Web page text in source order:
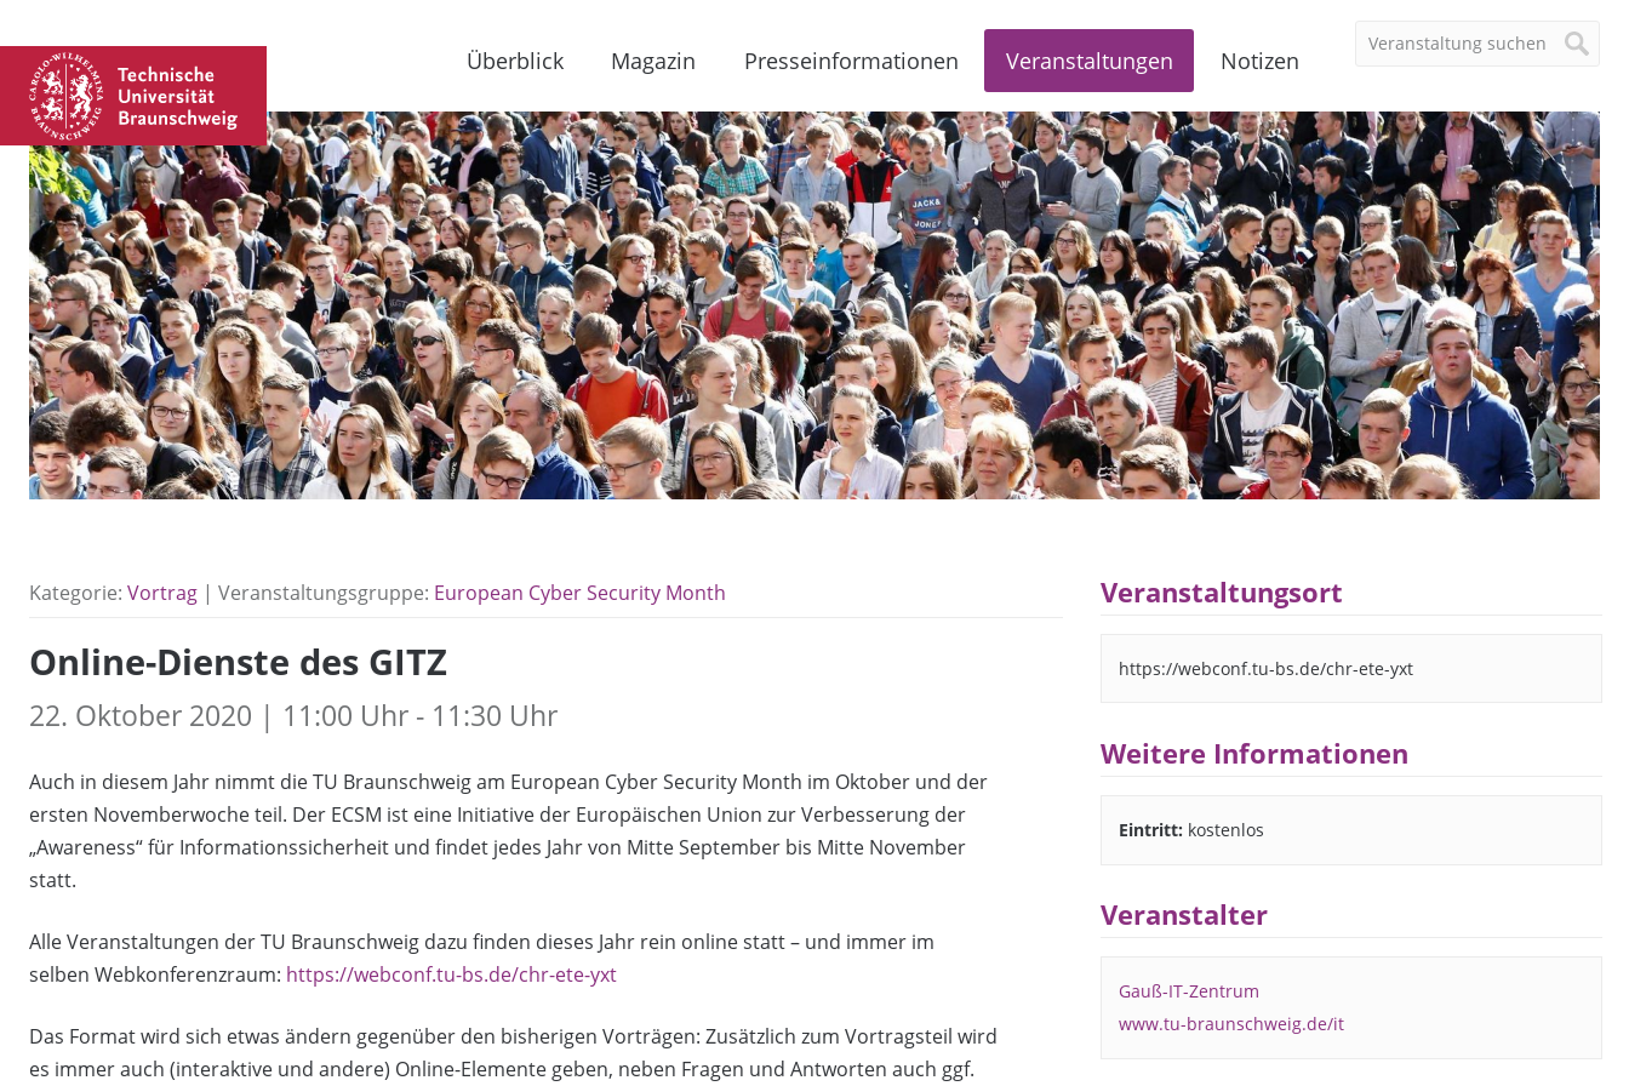
Überblick Magazin Presseinformationen Veranstaltungen Notizen
Kategorie: Vortrag | Veranstaltungsgruppe: European Cyber Security Month
Online-Dienste des GITZ
22. Oktober 2020 | 11:00 Uhr - 11:30 Uhr
Auch in diesem Jahr nimmt die TU Braunschweig am European Cyber Security Month im Oktober und der
ersten Novemberwoche teil. Der ECSM ist eine Initiative der Europäischen Union zur Verbesserung der
„Awareness“ für Informationssicherheit und findet jedes Jahr von Mitte September bis Mitte November
statt.
Alle Veranstaltungen der TU Braunschweig dazu finden dieses Jahr rein online statt – und immer im
selben Webkonferenzraum: https://webconf.tu-bs.de/chr-ete-yxt
Das Format wird sich etwas ändern gegenüber den bisherigen Vorträgen: Zusätzlich zum Vortragsteil wird
es immer auch (interaktive und andere) Online-Elemente geben, neben Fragen und Antworten auch ggf.
Veranstaltungsort
https://webconf.tu-bs.de/chr-ete-yxt
Weitere Informationen
Eintritt: kostenlos
Veranstalter
Gauß-IT-Zentrum
www.tu-braunschweig.de/it